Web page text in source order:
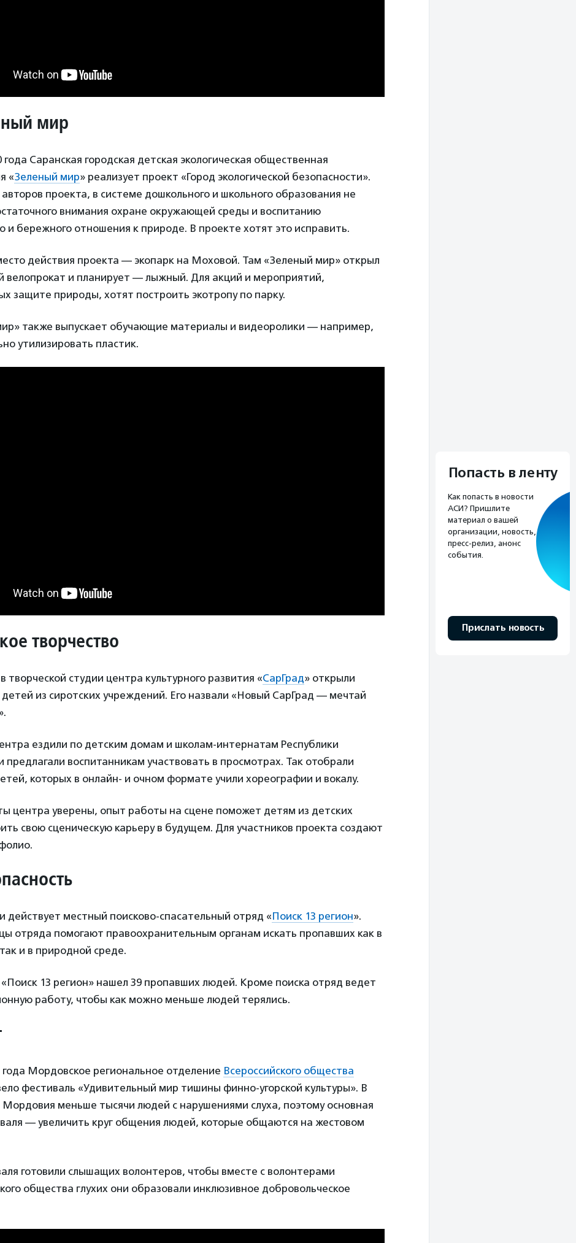
мир
года Саранская городская детская экологическая общественная
«Зеленый мир» реализует проект «Город экологической безопасности».
проекта, в системе дошкольного и школьного образования не
внимания охране окружающей среды и воспитанию
и бережного отношения к природе. В проекте хотят это исправить.
действия проекта — экопарк на Моховой. Там «Зеленый мир» открыл
велопрокат и планирует — лыжный. Для акций и мероприятий,
защите природы, хотят построить экотропу по парку.
также выпускает обучающие материалы и видеоролики — например,
утилизировать пластик.
творчество
творческой студии центра культурного развития «СарГрад» открыли
из сиротских учреждений. Его назвали «Новый СарГрад — мечтай
ездили по детским домам и школам-интернатам Республики
воспитанникам участвовать в просмотрах. Так отобрали
которых в онлайн- и очном формате учили хореографии и вокалу.
центра уверены, опыт работы на сцене поможет детям из детских
свою сценическую карьеру в будущем. Для участников проекта создают
действует местный поисково-спасательный отряд «Поиск 13 регион».
отряда помогают правоохранительным органам искать пропавших как в
и в природной среде.
«Поиск 13 регион» нашел 39 пропавших людей. Кроме поиска отряд ведет
работу, чтобы как можно меньше людей терялись.
Мордовское региональное отделение Всероссийского общества
фестиваль «Удивительный мир тишины финно-угорской культуры». В
Мордовия меньше тысячи людей с нарушениями слуха, поэтому основная
— увеличить круг общения людей, которые общаются на жестовом
готовили слышащих волонтеров, чтобы вместе с волонтерами
общества глухих они образовали инклюзивное добровольческое
Попасть в ленту
Как попасть в новости
АСИ? Пришлите
материал о вашей
организации, новость,
пресс-релиз, анонс
события.
Прислать новость